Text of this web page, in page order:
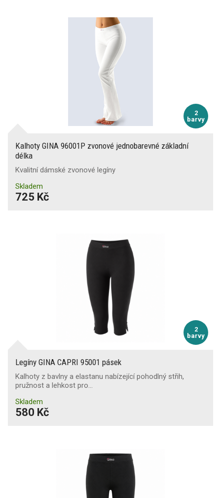
2
barvy
Kalhoty GINA 96001P zvonové jednobarevné základní
délka
Kvalitní dámské zvonové legíny
Skladem
725 Kč
2
barvy
Legíny GINA CAPRI 95001 pásek
Kalhoty z bavlny a elastanu nabízející pohodlný střih,
pružnost a lehkost pro…
Skladem
580 Kč